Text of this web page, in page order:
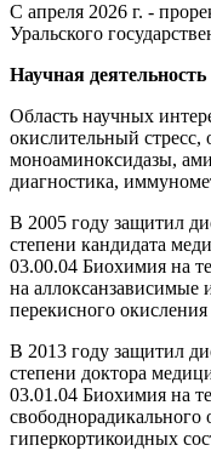
С апреля 2026 г. -
Уральского
Научная деятельность
Область научных
окислительный стресс,
моноаминоксидазы,
диагностика,
В 2005 году защитил
степени кандидата
03.00.04 Биохимия на
на аллоксанзависимые
перекисного
В 2013 году защитил
степени доктора
03.01.04 Биохимия на
гиперкортикоидных